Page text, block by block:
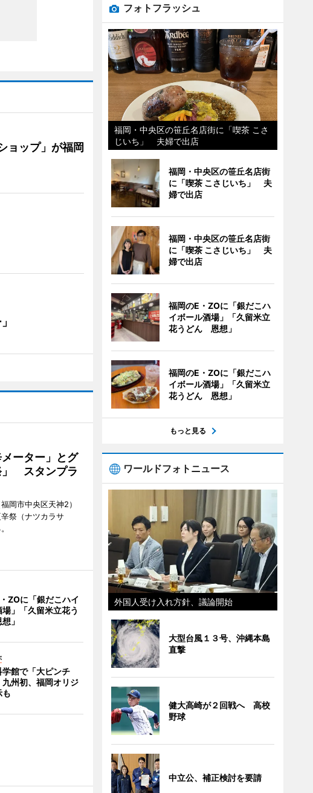
ョップ」が福岡
ーター」とグ
」 スタンプラ
岡市中央区天神2）
祭（ナツカラサ
ZOに「銀だこハイ
」「久留米立花う
」
学館で「大ピンチ
州初、福岡オリジ
も
フォトフラッシュ
福岡・中央区の笹丘名店街に「喫茶 こさ
じいち」 夫婦で出店
福岡・中央区の笹丘名店街
に「喫茶 こさじいち」 夫
婦で出店
福岡・中央区の笹丘名店街
に「喫茶 こさじいち」 夫
婦で出店
福岡のE・ZOに「銀だこハ
イボール酒場」「久留米立
花うどん 恩想」
福岡のE・ZOに「銀だこハ
イボール酒場」「久留米立
花うどん 恩想」
もっと見る
ワールドフォトニュース
外国人受け入れ方針、議論開始
大型台風１３号、沖縄本島
直撃
健大高崎が２回戦へ 高校
野球
中立公、補正検討を要請